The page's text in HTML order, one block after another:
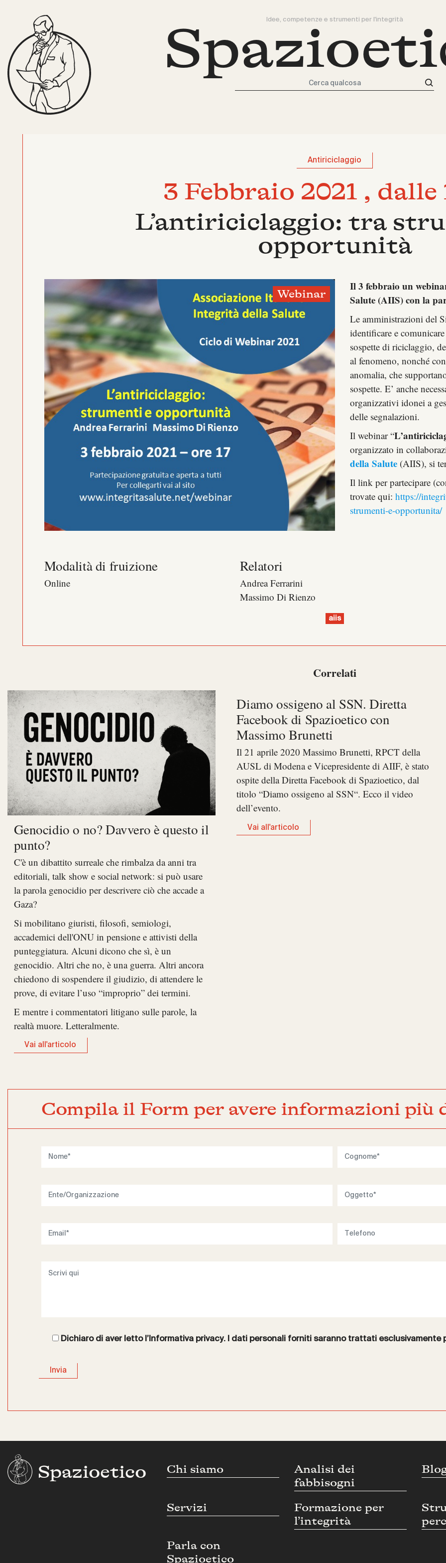
Idee, competenze e strumenti per l'integrità
Antiriciclaggio
3 Febbraio 2021 , dalle
L’antiriciclaggio: tra
opportunità
Webinar
Il 3 febbraio un
Salute (AIIS) con la
Le amministrazioni del
identificare e
sospette di riciclaggio,
al fenomeno, nonché
anomalia, che
sospette. E’ anche
organizzativi idonei a
delle segnalazioni.
Il webinar “
organizzato in
della Salute (AIIS), si
Il link per partecipare
trovate qui: https://
strumenti-e-opportunita/
Modalità di fruizione
Online
Relatori
Andrea Ferrarini
Massimo Di Rienzo
aiis
Correlati
Genocidio o no? Davvero è questo il
punto?
C'è un dibattito surreale che rimbalza da anni tra
editoriali, talk show e social network: si può usare
la parola genocidio per descrivere ciò che accade a
Gaza?
Si mobilitano giuristi, filosofi, semiologi,
accademici dell'ONU in pensione e attivisti della
punteggiatura. Alcuni dicono che sì, è un
genocidio. Altri che no, è una guerra. Altri ancora
chiedono di sospendere il giudizio, di attendere le
prove, di evitare l’uso “improprio” dei termini.
E mentre i commentatori litigano sulle parole, la
realtà muore. Letteralmente.
Vai all'articolo
Diamo ossigeno al SSN. Diretta
Facebook di Spazioetico con
Massimo Brunetti
Il 21 aprile 2020 Massimo Brunetti, RPCT della
AUSL di Modena e Vicepresidente di AIIF, è stato
ospite della Diretta Facebook di Spazioetico, dal
titolo “Diamo ossigeno al SSN“. Ecco il video
dell’evento.
Vai all'articolo
Compila il Form per avere informazioni più
Dichiaro di aver letto l’Informativa privacy. I dati personali forniti saranno trattati esclusivamente
Spazioetico Chi siamo
Analisi dei
fabbisogni
Servizi
Formazione per
l’integrità
Parla con
Spazioetico